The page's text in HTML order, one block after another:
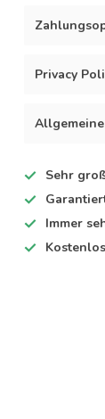
Privacy
Sehr
Immer